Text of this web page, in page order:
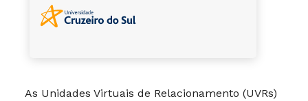
As Unidades Virtuais de Relacionamento (UVRs)